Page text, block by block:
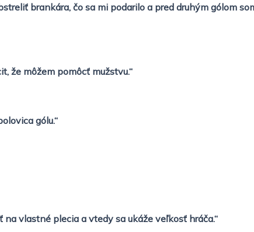
brankára, čo sa mi podarilo a pred druhým gólom
že môžem pomôcť mužstvu.“
gólu.“
vlastné plecia a vtedy sa ukáže veľkosť hráča.“